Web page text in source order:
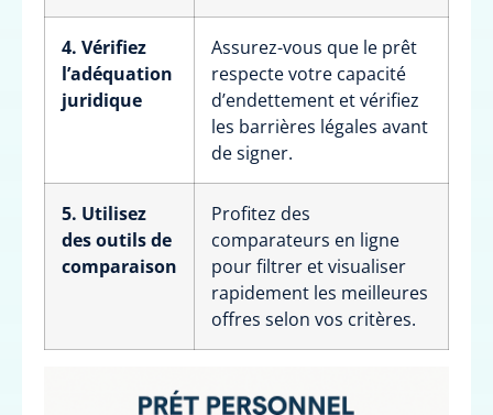
4. Vérifiez
l’adéquation
juridique
Assurez-vous que le prêt
respecte votre capacité
d’endettement et vérifiez
les barrières légales avant
de signer.
5. Utilisez
des outils de
comparaison
Profitez des
comparateurs en ligne
pour filtrer et visualiser
rapidement les meilleures
offres selon vos critères.